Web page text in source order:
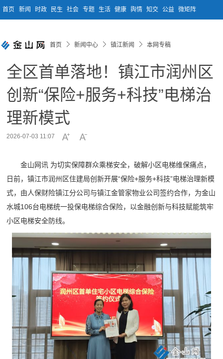
首页 新闻 时政 民生 社会 专题 生活 健康 舆情 知交 公益 微矩阵
首页 新闻中心 镇江新闻 本网专稿
全区首单落地！镇江市润州区
创新“保险+服务+科技”电梯治
理新模式
2026-07-03 11:07
金山网讯 为切实保障群众乘梯安全，破解小区电梯维保痛点，
日前，镇江市润州区住建局创新开展“保险+服务+科技”电梯治理新模
式，由人保财险镇江分公司与镇江金管家物业公司签约合作，为金山
水城106台电梯统一投保电梯综合保险，以金融创新与科技赋能筑牢
小区电梯安全防线。